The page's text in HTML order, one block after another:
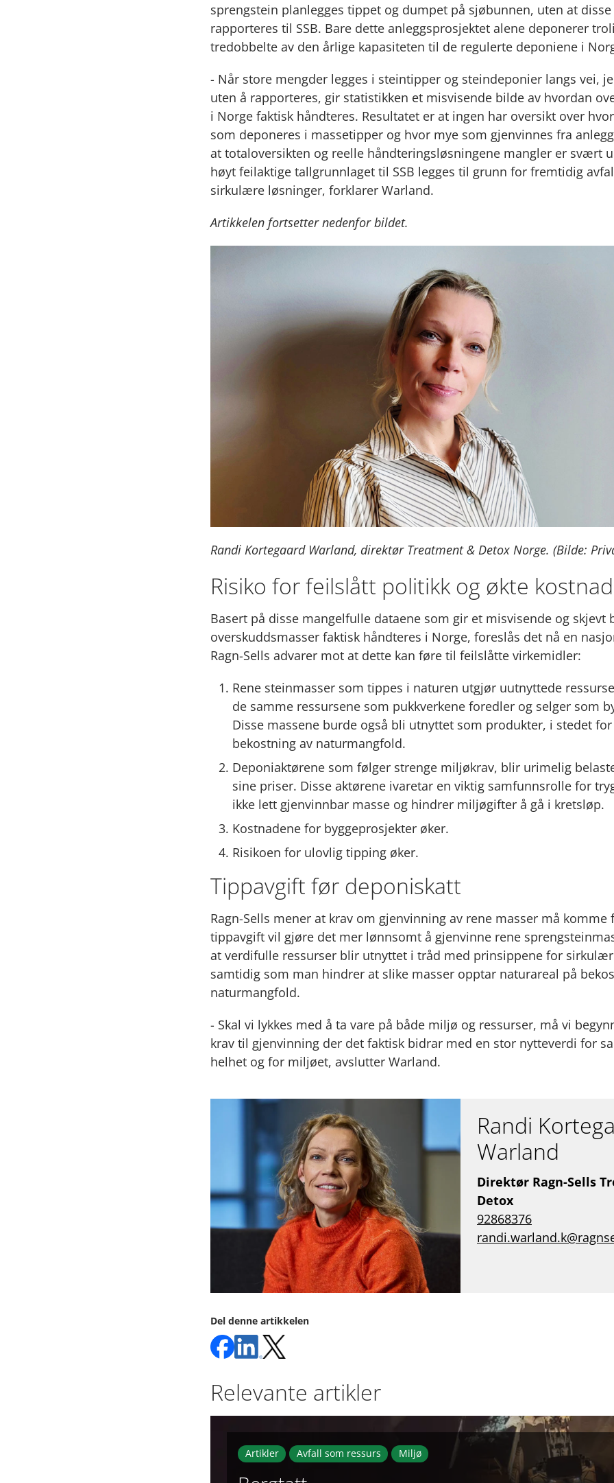
sprengstein planlegges tippet og dumpet på sjøbunnen, uten at
rapporteres til SSB. Bare dette anleggsprosjektet alene deponerer
tredobbelte av den årlige kapasiteten til de regulerte deponiene i
- Når store mengder legges i steintipper og steindeponier langs vei,
uten å rapporteres, gir statistikken et misvisende bilde av hvordan
i Norge faktisk håndteres. Resultatet er at ingen har oversikt over
som deponeres i massetipper og hvor mye som gjenvinnes fra
at totaloversikten og reelle håndteringsløsningene mangler er svært
høyt feilaktige tallgrunnlaget til SSB legges til grunn for fremtidig
sirkulære løsninger, forklarer Warland.
Artikkelen fortsetter nedenfor bildet.
Randi Kortegaard Warland, direktør Treatment & Detox Norge. (Bilde:
Risiko for feilslått politikk og økte
Basert på disse mangelfulle dataene som gir et misvisende og skjevt
overskuddsmasser faktisk håndteres i Norge, foreslås det nå en
Ragn-Sells advarer mot at dette kan føre til feilslåtte virkemidler:
Rene steinmasser som tippes i naturen utgjør uutnyttede
de samme ressursene som pukkverkene foredler og selger som
Disse massene burde også bli utnyttet som produkter, i stedet
bekostning av naturmangfold.
Deponiaktørene som følger strenge miljøkrav, blir urimelig
sine priser. Disse aktørene ivaretar en viktig samfunnsrolle for
ikke lett gjenvinnbar masse og hindrer miljøgifter å gå i kretsløp.
Kostnadene for byggeprosjekter øker.
Risikoen for ulovlig tipping øker.
Tippavgift før deponiskatt
Ragn-Sells mener at krav om gjenvinning av rene masser må komme
tippavgift vil gjøre det mer lønnsomt å gjenvinne rene
at verdifulle ressurser blir utnyttet i tråd med prinsippene for
samtidig som man hindrer at slike masser opptar naturareal på
naturmangfold.
- Skal vi lykkes med å ta vare på både miljø og ressurser, må vi
krav til gjenvinning der det faktisk bidrar med en stor nytteverdi for
helhet og for miljøet, avslutter Warland.
Randi
Warland
Direktør Ragn-Sells
Detox
92868376
Del denne artikkelen
Relevante artikler
Artikler Avfall som ressurs Miljø